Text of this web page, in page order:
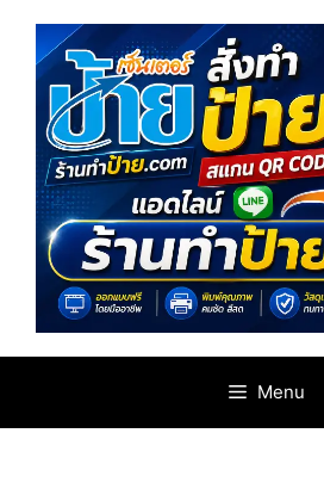
content
Menu